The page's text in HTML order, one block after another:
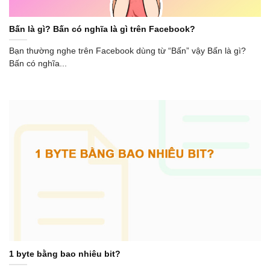
Bấn là gì? Bấn có nghĩa là gì trên Facebook?
Bạn thường nghe trên Facebook dùng từ “Bấn” vậy Bấn là gì?
Bấn có nghĩa...
1 byte bằng bao nhiêu bit?